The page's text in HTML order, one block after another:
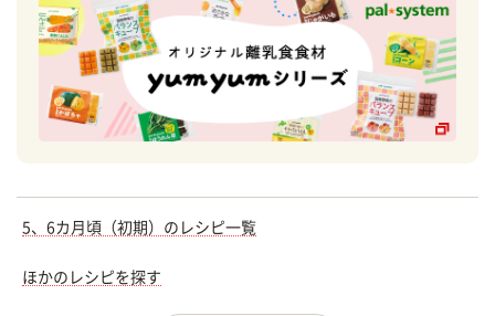
5、6カ月頃（初期）のレシピ一覧
ほかのレシピを探す